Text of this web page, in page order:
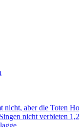
nicht, aber die Toten
nicht verbieten